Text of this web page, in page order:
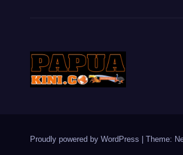
Proudly powered by WordPress Theme: